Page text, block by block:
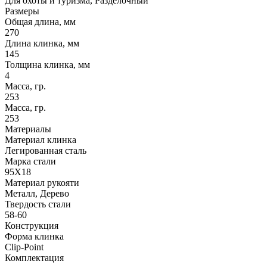
Размеры
Общая длина, мм
270
Длина клинка, мм
145
Толщина клинка, мм
4
Масса, гр.
253
Масса, гр.
253
Материалы
Материал клинка
Легированная сталь
Марка стали
95Х18
Материал рукояти
Металл, Дерево
Твердость стали
58-60
Конструкция
Форма клинка
Clip-Point
Комплектация